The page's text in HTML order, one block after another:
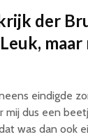
der
eindigde
mij dus een
was dan ook